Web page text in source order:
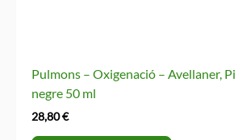
Pulmons – Oxigenació – Avellaner,
negre 50 ml
28,80€